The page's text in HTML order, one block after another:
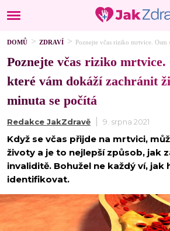
DOMŮ ZDRAVÍ Poznejte včas riziko mrtvice.
Poznejte včas riziko mrtvice.
které vám dokáží zachránit
minuta se počítá
Redakce JakZdravě 9. srpna 2021
Když se včas přijde na mrtvici,
životy a je to nejlepší způsob, jak
invaliditě. Bohužel ne každý ví, jak
identifikovat.